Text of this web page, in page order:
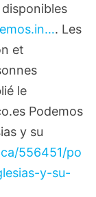
. Les
et
le
Podemos
y su
556451/po
y-su-